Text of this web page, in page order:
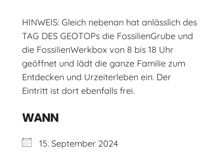
HINWEIS: Gleich nebenan hat anlässlich des
TAG DES GEOTOPs die FossilienGrube und
die FossilienWerkbox von 8 bis 18 Uhr
geöffnet und lädt die ganze Familie zum
Entdecken und Urzeiterleben ein. Der
Eintritt ist dort ebenfalls frei.
WANN
15. September 2024